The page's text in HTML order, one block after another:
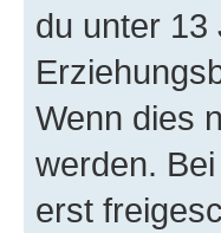
du unter 13
Wenn dies
werden.
erst